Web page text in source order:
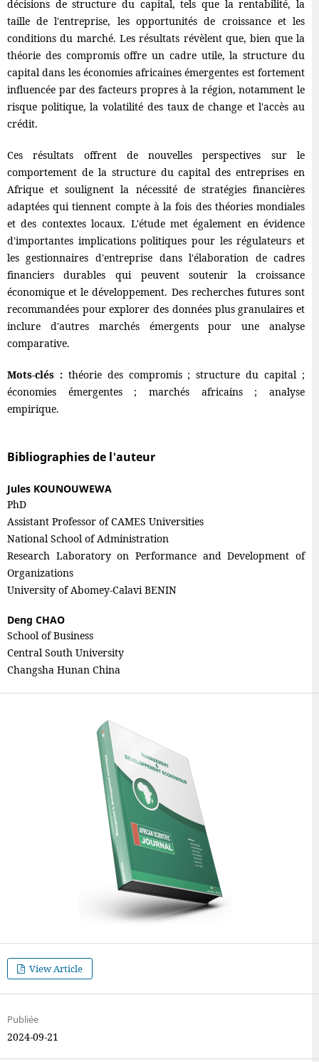
décisions de structure du capital, tels que la rentabilité, la
taille de l'entreprise, les opportunités de croissance et les
conditions du marché. Les résultats révèlent que, bien que la
théorie des compromis offre un cadre utile, la structure du
capital dans les économies africaines émergentes est fortement
influencée par des facteurs propres à la région, notamment le
risque politique, la volatilité des taux de change et l'accès au
crédit.
Ces résultats offrent de nouvelles perspectives sur le
comportement de la structure du capital des entreprises en
Afrique et soulignent la nécessité de stratégies financières
adaptées qui tiennent compte à la fois des théories mondiales
et des contextes locaux. L'étude met également en évidence
d'importantes implications politiques pour les régulateurs et
les gestionnaires d'entreprise dans l'élaboration de cadres
financiers durables qui peuvent soutenir la croissance
économique et le développement. Des recherches futures sont
recommandées pour explorer des données plus granulaires et
inclure d'autres marchés émergents pour une analyse
comparative.
Mots-clés :théorie des compromis ; structure du capital ;
économies émergentes ; marchés africains ; analyse
empirique.
Bibliographies de l'auteur
Jules KOUNOUWEWA
PhD
Assistant Professor of CAMES Universities
National School of Administration
Research Laboratory on Performance and Development of
Organizations
University of Abomey-Calavi BENIN
Deng CHAO
School of Business
Central South University
Changsha Hunan China
View Article
Publiée
2024-09-21